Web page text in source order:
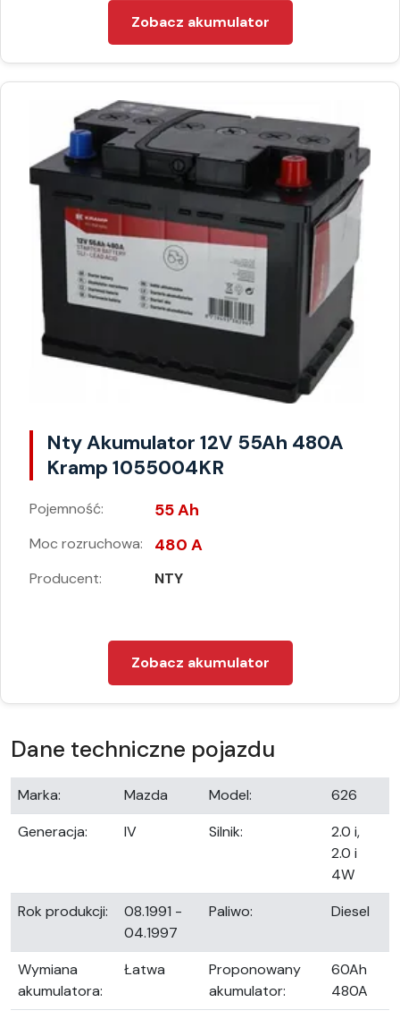
Zobacz akumulator
Nty Akumulator 12V 55Ah 480A
Kramp 1055004KR
Pojemność: 55 Ah
Moc rozruchowa: 480 A
Producent: NTY
Zobacz akumulator
Dane techniczne pojazdu
Marka: Mazda Model:
626
Generacja:
IV Silnik:
2.0 i,
2.0 i
4W
Rok produkcji:
08.1991 -
04.1997
Paliwo: Diesel
Wymiana
akumulatora:
Łatwa
Proponowany
akumulator:
60Ah
480A